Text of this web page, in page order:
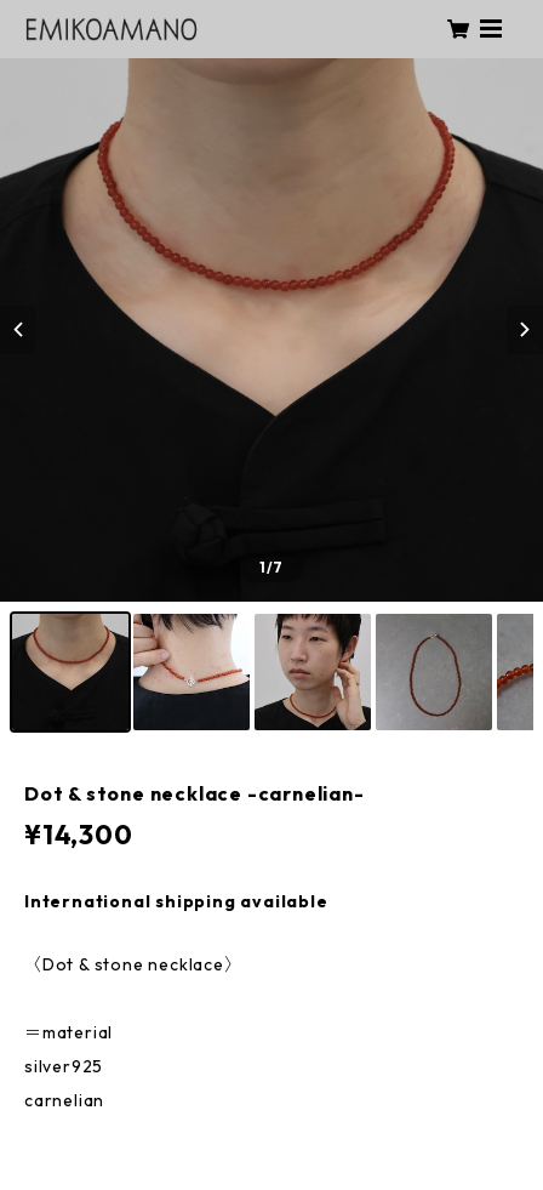
1/7
Dot & stone necklace -carnelian-
¥14,300
International shipping available
〈Dot & stone necklace〉
＝material
silver925
carnelian